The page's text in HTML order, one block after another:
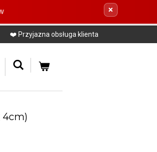
×
❤️ Przyjazna obsługa klienta
4cm)